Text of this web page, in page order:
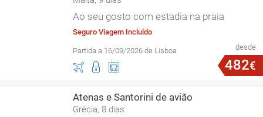
Ao seu gosto com estadia na praia
Seguro Viagem Incluído
Partida a 16/09/2026 de Lisboa desde
482€
Atenas e Santorini de avião
Grécia, 8 dias